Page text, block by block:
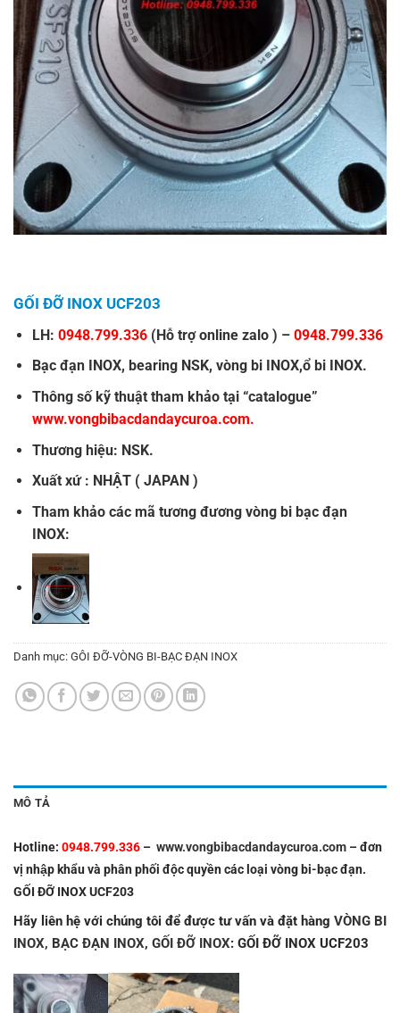
GỐI ĐỠ INOX UCF203
LH: 0948.799.336(Hỗ trợ online zalo ) – 0948.799.336
Bạc đạn INOX, bearing NSK, vòng bi INOX,ổ bi INOX.
Thông số kỹ thuật tham khảo tại “catalogue”
www.vongbibacdandaycuroa.com.
Thương hiệu: NSK.
Xuất xứ : NHẬT ( JAPAN )
Tham khảo các mã tương đương vòng bi bạc đạn
INOX:
Danh mục: GÔI ĐỠ-VÒNG BI-BẠC ĐẠN INOX
MÔ TẢ
Hotline: 0948.799.336 – www.vongbibacdandaycuroa.com – đơn
vị nhập khẩu và phân phối độc quyền các loại vòng bi-bạc đạn.
GỐI ĐỠ INOX UCF203
Hãy liên hệ với chúng tôi để được tư vấn và đặt hàng VÒNG BI
INOX, BẠC ĐẠN INOX, GỐI ĐỠ INOX: GỐI ĐỠ INOX UCF203